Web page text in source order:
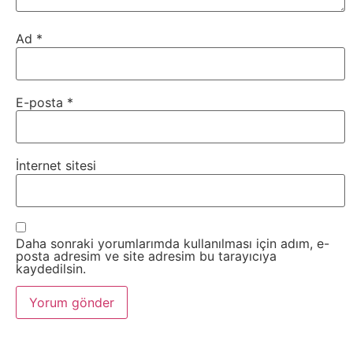
Tasarım
Haber
Hayvanlar
Hukuk
İnstagram
Ad *
E-posta *
İnternet sitesi
Daha sonraki yorumlarımda kullanılması için adım, e-
posta adresim ve site adresim bu tarayıcıya
kaydedilsin.